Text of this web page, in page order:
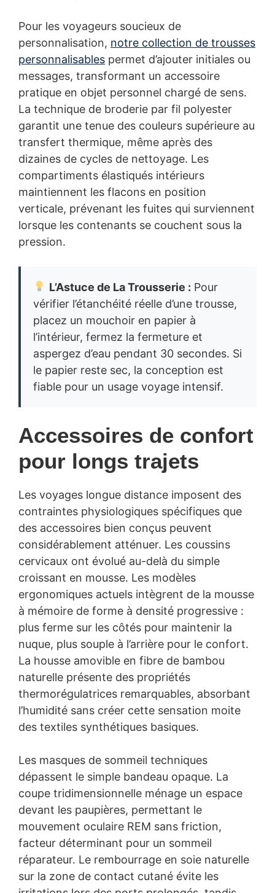
Pour les voyageurs soucieux de
personnalisation, notre collection de trousses
personnalisables permet d’ajouter initiales ou
messages, transformant un accessoire
pratique en objet personnel chargé de sens.
La technique de broderie par fil polyester
garantit une tenue des couleurs supérieure au
transfert thermique, même après des
dizaines de cycles de nettoyage. Les
compartiments élastiqués intérieurs
maintiennent les flacons en position
verticale, prévenant les fuites qui surviennent
lorsque les contenants se couchent sous la
pression.
L’Astuce de La Trousserie : Pour
vérifier l’étanchéité réelle d’une trousse,
placez un mouchoir en papier à
l’intérieur, fermez la fermeture et
aspergez d’eau pendant 30 secondes. Si
le papier reste sec, la conception est
fiable pour un usage voyage intensif.
Accessoires de confort
pour longs trajets
Les voyages longue distance imposent des
contraintes physiologiques spécifiques que
des accessoires bien conçus peuvent
considérablement atténuer. Les coussins
cervicaux ont évolué au-delà du simple
croissant en mousse. Les modèles
ergonomiques actuels intègrent de la mousse
à mémoire de forme à densité progressive :
plus ferme sur les côtés pour maintenir la
nuque, plus souple à l’arrière pour le confort.
La housse amovible en fibre de bambou
naturelle présente des propriétés
thermorégulatrices remarquables, absorbant
l’humidité sans créer cette sensation moite
des textiles synthétiques basiques.
Les masques de sommeil techniques
dépassent le simple bandeau opaque. La
coupe tridimensionnelle ménage un espace
devant les paupières, permettant le
mouvement oculaire REM sans friction,
facteur déterminant pour un sommeil
réparateur. Le rembourrage en soie naturelle
sur la zone de contact cutané évite les